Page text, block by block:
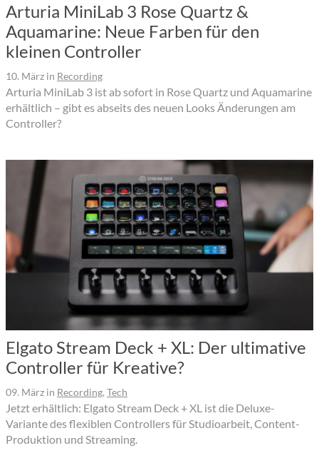
Arturia MiniLab 3 Rose Quartz &
Aquamarine: Neue Farben für den
kleinen Controller
10. März in Recording
Arturia MiniLab 3 ist ab sofort in Rose Quartz und Aquamarine
erhältlich – gibt es abseits des neuen Looks Änderungen am
Controller?
Elgato Stream Deck + XL: Der ultimative
Controller für Kreative?
09. März in Recording, Tech
Jetzt erhältlich: Elgato Stream Deck + XL ist die Deluxe-
Variante des flexiblen Controllers für Studioarbeit, Content-
Produktion und Streaming.